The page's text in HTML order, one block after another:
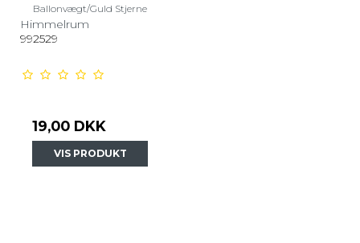
Ballonvægt/Guld Stjerne
Himmelrum
992529
19,00 DKK
VIS PRODUKT